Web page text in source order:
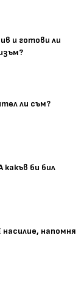
и готови ли
ли съм?
би бил
насилие, напомня